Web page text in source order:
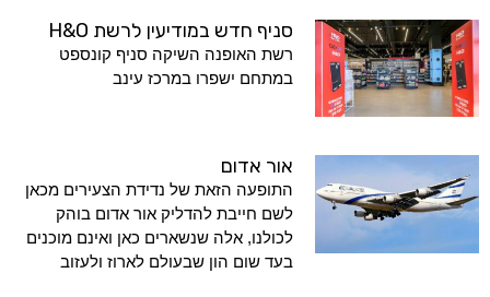
סניף חדש במודיעין לרשת H&O
רשת האופנה השיקה סניף קונספט
במתחם ישפרו במרכז עינב
אור אדום
התופעה הזאת של נדידת הצעירים מכאן
לשם חייבת להדליק אור אדום בוהק
לכולנו, אלה שנשארים כאן ואינם מוכנים
בעד שום הון שבעולם לארוז ולעזוב